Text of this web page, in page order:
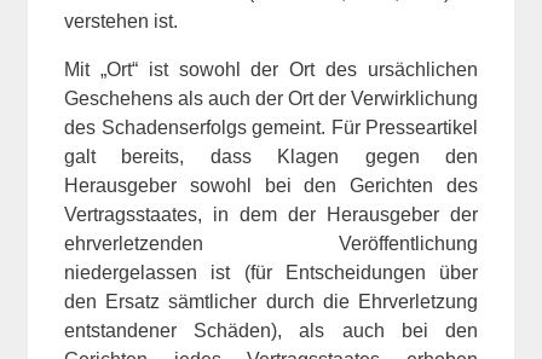
verstehen ist.
Mit „Ort“ ist sowohl der Ort des ursächlichen
Geschehens als auch der Ort der Verwirklichung
des Schadenserfolgs gemeint. Für Presseartikel
galt bereits, dass Klagen gegen den
Herausgeber sowohl bei den Gerichten des
Vertragsstaates, in dem der Herausgeber der
ehrverletzenden Veröffentlichung
niedergelassen ist (für Entscheidungen über
den Ersatz sämtlicher durch die Ehrverletzung
entstandener Schäden), als auch bei den